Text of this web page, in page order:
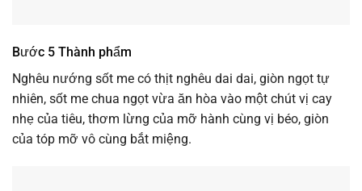
Bước 5 Thành phẩm
Nghêu nướng sốt me có thịt nghêu dai dai, giòn ngọt tự
nhiên, sốt me chua ngọt vừa ăn hòa vào một chút vị cay
nhẹ của tiêu, thơm lừng của mỡ hành cùng vị béo, giòn
của tóp mỡ vô cùng bắt miệng.